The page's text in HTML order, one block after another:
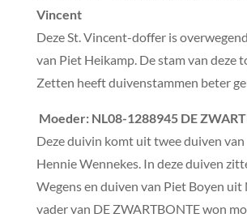
Vincent
Deze St. Vincent-doffer is
van Piet Heikamp. De stam van deze
Zetten heeft duivenstammen beter
Moeder: NL08-1288945 DE
Deze duivin komt uit twee duiven
Hennie Wennekes. In deze duiven
Wegens en duiven van Piet Boyen uit
vader van DE ZWARTBONTE won